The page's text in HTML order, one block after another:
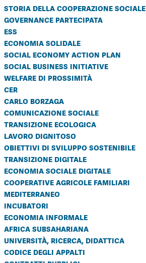
storia della cooperazione sociale
governance partecipata
ess
economia solidale
social economy action plan
social business initiative
welfare di prossimità
cer
carlo borzaga
comunicazione sociale
transizione ecologica
lavoro dignitoso
obiettivi di sviluppo sostenibile
transizione digitale
economia sociale digitale
cooperative agricole familiari
mediterraneo
incubatori
economia informale
africa subsahariana
università, ricerca, didattica
codice degli appalti